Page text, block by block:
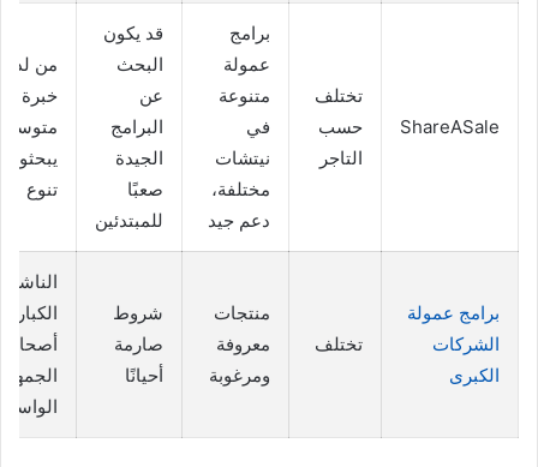
ShareASale
تختلف
حسب
التاجر
برامج
عمولة
متنوعة
في
نيتشات
مختلفة،
دعم جيد
قد يكون
البحث
عن
البرامج
الجيدة
صعبًا
للمبتدئين
من
خبرة
تنوع
برامج عمولة
الشركات
الكبرى
تختلف
منتجات
معروفة
ومرغوبة
شروط
صارمة
أحيانًا
الكبار،
أصحاب
الواسع